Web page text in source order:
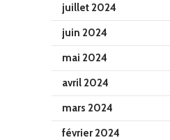
juillet 2024
juin 2024
mai 2024
avril 2024
mars 2024
février 2024